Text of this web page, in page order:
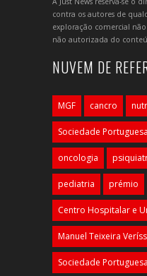
contra os autores de
exploração comercial
não autorizada do
NUVEM DE
MGF cancro
Sociedade
oncologia
pediatria prémio
Centro Hospitalar e
Manuel Teixeira
Sociedade